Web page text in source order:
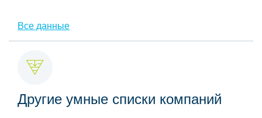
Все данные
Другие умные списки компаний